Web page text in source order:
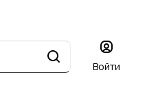
Войти